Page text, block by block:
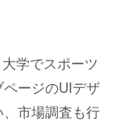
学でスポーツ
ージのUIデザ
市場調査も行